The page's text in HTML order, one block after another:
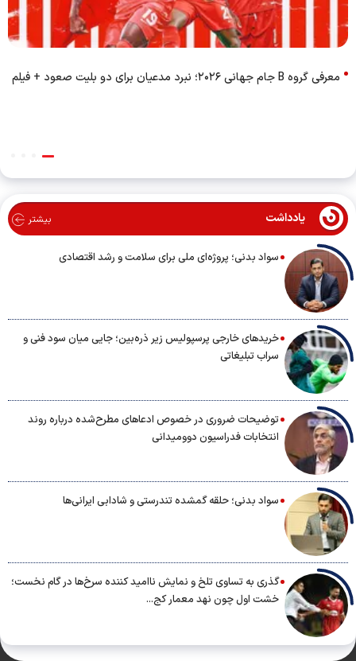
معرفی گروه B جام جهانی ۲۰۲۶؛ نبرد مدعیان برای دو بلیت صعود + فیلم
یادداشت بیشتر
سواد بدنی؛ پروژه‌ای ملی برای سلامت و رشد اقتصادی
خریدهای خارجی پرسپولیس زیر ذره‌بین؛ جایی میان سود فنی و
سراب تبلیغاتی
توضیحات ضروری در خصوص ادعاهای مطرح‌شده درباره روند
انتخابات فدراسیون دوومیدانی
سواد بدنی؛ حلقه گمشده تندرستی و شادابی ایرانی‌ها
گذری به تساوی تلخ و نمایش ناامید کننده سرخ‌ها در گام نخست؛
خشت اول چون نهد معمار کج...